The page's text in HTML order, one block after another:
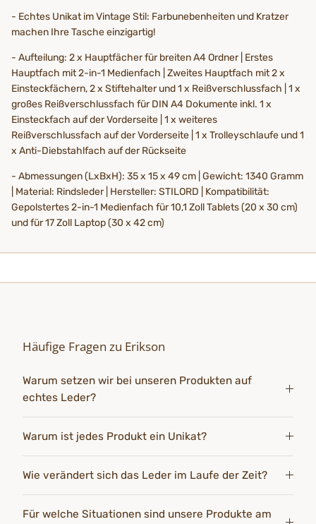
- Echtes Unikat im Vintage Stil: Farbunebenheiten und Kratzer
machen Ihre Tasche einzigartig!
- Aufteilung: 2 x Hauptfächer für breiten A4 Ordner | Erstes
Hauptfach mit 2-in-1 Medienfach | Zweites Hauptfach mit 2 x
Einsteckfächern, 2 x Stiftehalter und 1 x Reißverschlussfach | 1 x
großes Reißverschlussfach für DIN A4 Dokumente inkl. 1 x
Einsteckfach auf der Vorderseite | 1 x weiteres
Reißverschlussfach auf der Vorderseite | 1 x Trolleyschlaufe und 1
x Anti-Diebstahlfach auf der Rückseite
- Abmessungen (LxBxH): 35 x 15 x 49 cm | Gewicht: 1340 Gramm
| Material: Rindsleder | Hersteller: STILORD | Kompatibilität:
Gepolstertes 2-in-1 Medienfach für 10,1 Zoll Tablets (20 x 30 cm)
und für 17 Zoll Laptop (30 x 42 cm)
Häufige Fragen zu Erikson
Warum setzen wir bei unseren Produkten auf
echtes Leder?
Warum ist jedes Produkt ein Unikat?
Wie verändert sich das Leder im Laufe der Zeit?
Für welche Situationen sind unsere Produkte am